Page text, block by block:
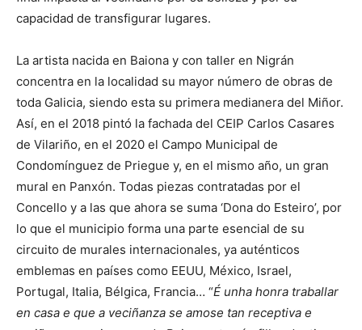
capacidad de transfigurar lugares.
La artista nacida en Baiona y con taller en Nigrán
concentra en la localidad su mayor número de obras de
toda Galicia, siendo esta su primera medianera del Miñor.
Así, en el 2018 pintó la fachada del CEIP Carlos Casares
de Vilariño, en el 2020 el Campo Municipal de
Condomínguez de Priegue y, en el mismo año, un gran
mural en Panxón. Todas piezas contratadas por el
Concello y a las que ahora se suma ‘Dona do Esteiro’, por
lo que el municipio forma una parte esencial de su
circuito de murales internacionales, ya auténticos
emblemas en países como EEUU, México, Israel,
Portugal, Italia, Bélgica, Francia… “É unha honra traballar
en casa e que a veciñanza se amose tan receptiva e